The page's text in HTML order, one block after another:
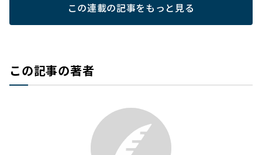
この連載の記事をもっと見る
この記事の著者